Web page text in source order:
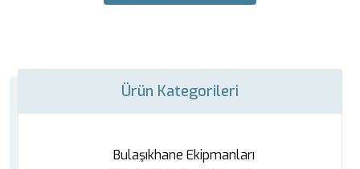
Ürün Kategorileri
Bulaşıkhane Ekipmanları